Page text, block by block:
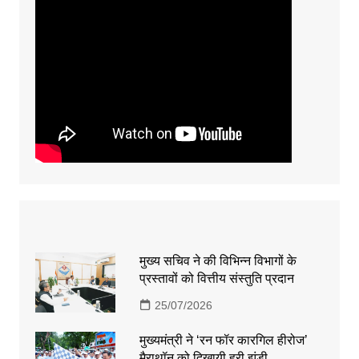
मुख्य सचिव ने की विभिन्न विभागों के
प्रस्तावों को वित्तीय संस्तुति प्रदान
25/07/2026
मुख्यमंत्री ने ‘रन फॉर कारगिल हीरोज’